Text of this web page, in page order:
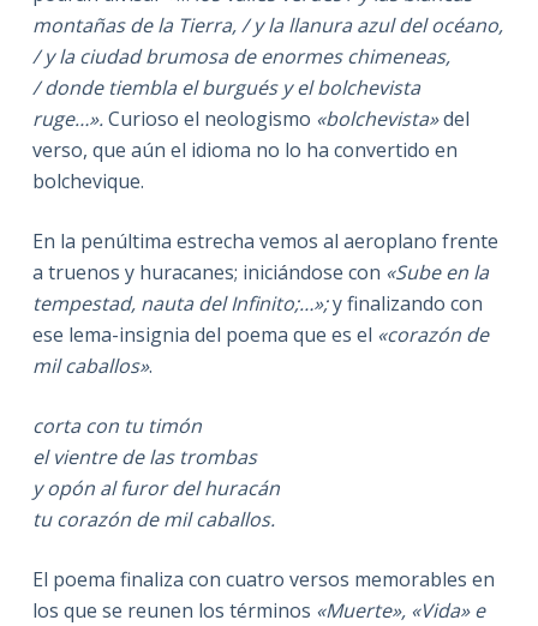
montañas de la Tierra, /y la llanura azul del océano,
/y la ciudad brumosa de enormes chimeneas,
/donde tiembla el burgués y el bolchevista
ruge…».Curioso el neologismo «bolchevista»del
verso, que aún el idioma no lo ha convertido en
bolchevique.
En la penúltima estrecha vemos al aeroplano frente
a truenos y huracanes; iniciándose con «Sube en la
tempestad, nauta del Infinito;…»;y finalizando con
ese lema-insignia del poema que es el «corazón de
mil caballos».
corta con tu timón
el vientre de las trombas
y opón al furor del huracán
tu corazón de mil caballos.
El poema finaliza con cuatro versos memorables en
los que se reunen los términos «Muerte», «Vida»e